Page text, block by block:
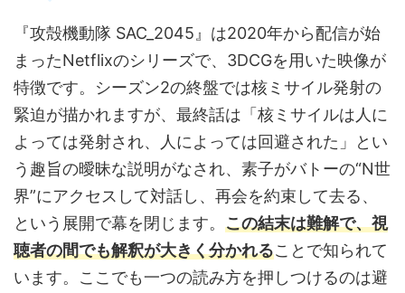
『攻殻機動隊 SAC_2045』は2020年から配信が始
まったNetflixのシリーズで、3DCGを用いた映像が
特徴です。シーズン2の終盤では核ミサイル発射の
緊迫が描かれますが、最終話は「核ミサイルは人に
よっては発射され、人によっては回避された」とい
う趣旨の曖昧な説明がなされ、素子がバトーの“N世
界”にアクセスして対話し、再会を約束して去る、
という展開で幕を閉じます。 この結末は難解で、視
聴者の間でも解釈が大きく分かれることで知られて
います。ここでも一つの読み方を押しつけるのは避